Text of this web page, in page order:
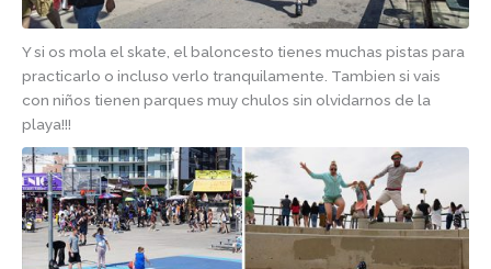
Y si os mola el skate, el baloncesto tienes muchas pistas para
practicarlo o incluso verlo tranquilamente. Tambien si vais
con niños tienen parques muy chulos sin olvidarnos de la
playa!!!